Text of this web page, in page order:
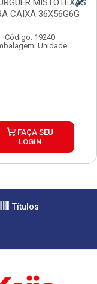
MISTOTEXAS
CAIXA 36X56G6G
Código: 19240
Unidade
FAÇA SEU
LOGIN
Títulos